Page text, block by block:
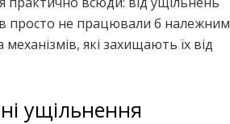
просто не працювали б належним
які захищають їх від
ущільнення